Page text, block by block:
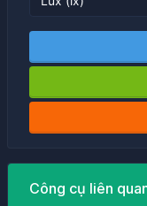
Công cụ liên